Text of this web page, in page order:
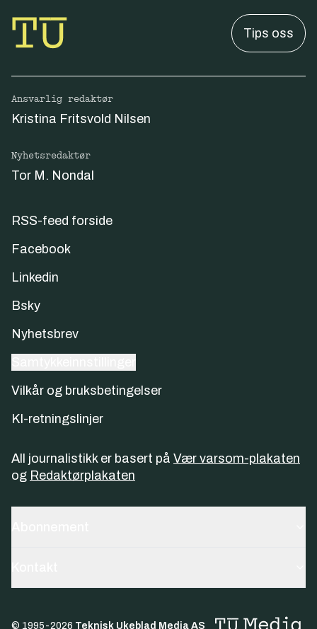
Tips oss
Ansvarlig redaktør
Kristina Fritsvold Nilsen
Nyhetsredaktør
Tor M. Nondal
RSS-feed forside
Facebook
Linkedin
Bsky
Nyhetsbrev
Vilkår og bruksbetingelser
KI-retningslinjer
All journalistikk er basert på Vær varsom-plakaten
og Redaktørplakaten
© 1995-2026 Teknisk Ukeblad Media AS